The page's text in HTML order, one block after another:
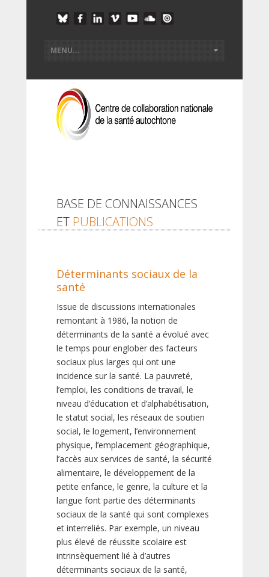
BASE DE CONNAISSANCES
ET PUBLICATIONS
Déterminants sociaux de la
santé
Issue de discussions internationales
remontant à 1986, la notion de
déterminants de la santé a évolué avec
le temps pour englober des facteurs
sociaux plus larges qui ont une
incidence sur la santé. La pauvreté,
l’emploi, les conditions de travail, le
niveau d’éducation et d’alphabétisation,
le statut social, les réseaux de soutien
social, le logement, l’environnement
physique, l’emplacement géographique,
l’accès aux services de santé, la sécurité
alimentaire, le développement de la
petite enfance, le genre, la culture et la
langue font partie des déterminants
sociaux de la santé qui sont complexes
et interreliés. Par exemple, un niveau
plus élevé de réussite scolaire est
intrinsèquement lié à d’autres
déterminants sociaux de la santé,